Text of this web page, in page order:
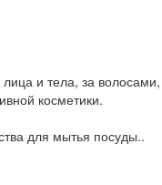
и тела, за
косметики.
для мытья посуды..